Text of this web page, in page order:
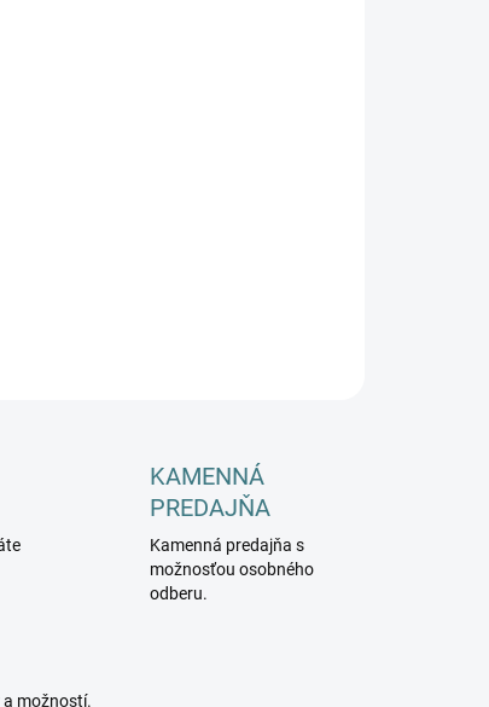
KAMENNÁ
PREDAJŇA
Kamenná predajňa s
možnosťou osobného
odberu.
možností.